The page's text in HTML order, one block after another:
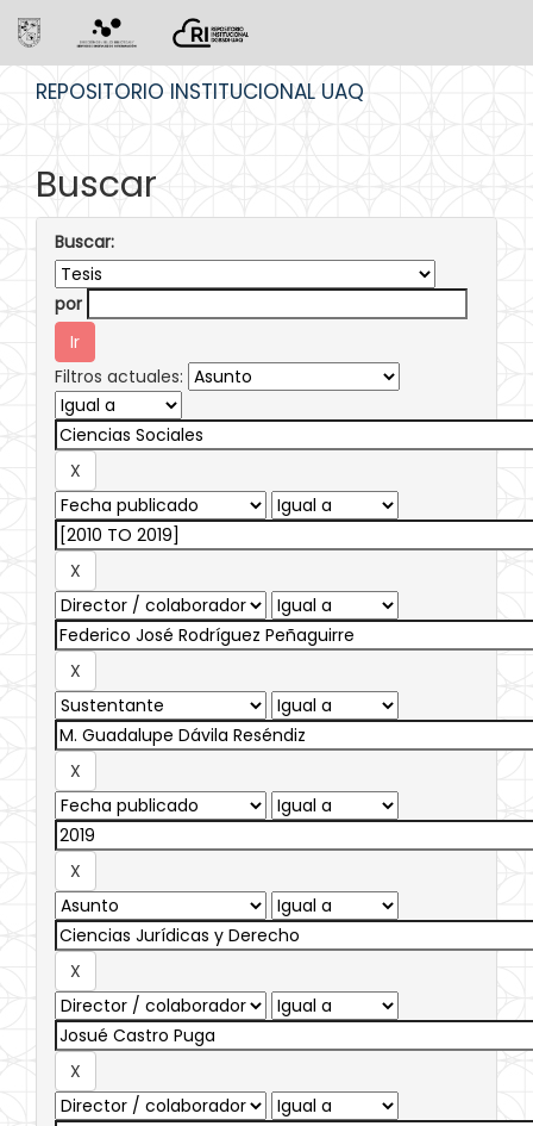
REPOSITORIO INSTITUCIONAL UAQ
Buscar
Buscar:
por
Filtros actuales: